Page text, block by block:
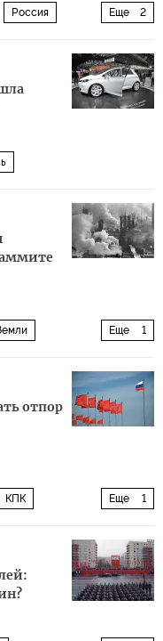
Еще 2
Россия
Еще 1
отпор
Еще 1
КПК